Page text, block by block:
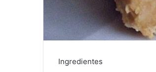
Ingredientes